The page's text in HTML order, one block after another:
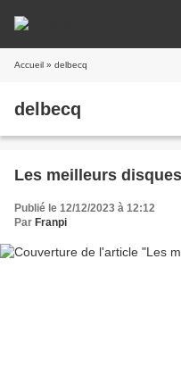
Accueil » delbecq
delbecq
Les meilleurs
Publié le 12/12/2023 à 12:12
Par Franpi